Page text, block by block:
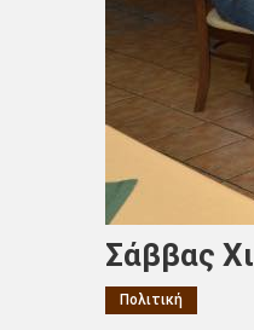
Σάββας
Πολιτική